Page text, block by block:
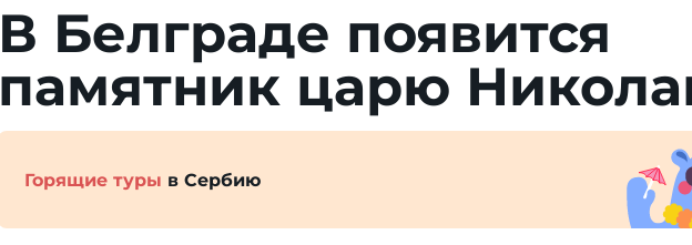
В Белграде появится
памятник царю
Горящие туры в Сербию